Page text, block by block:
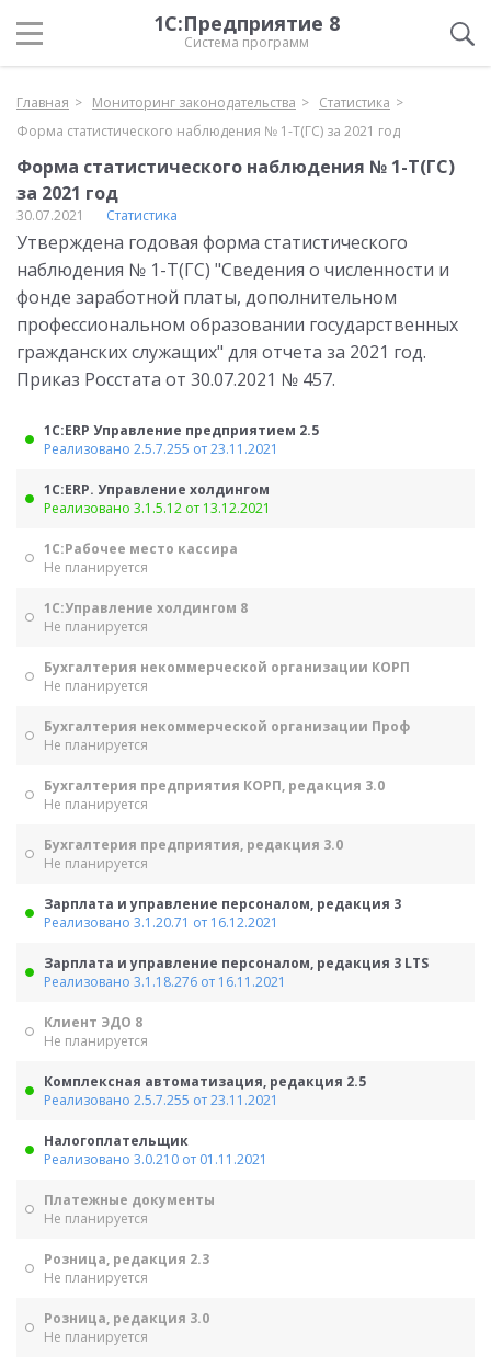
1С:Предприятие 8
Система программ
Главная Мониторинг законодательства
Статистика
Форма статистического наблюдения № 1-Т(ГС) за 2021 год
Форма статистического наблюдения № 1-Т(ГС)
за 2021 год
30.07.2021 Статистика
Утверждена годовая форма статистического
наблюдения № 1-Т(ГС) "Сведения о численности и
фонде заработной платы, дополнительном
профессиональном образовании государственных
гражданских служащих" для отчета за 2021 год.
Приказ Росстата от 30.07.2021 № 457.
1С:ERP Управление предприятием 2.5
Реализовано 2.5.7.255 от 23.11.2021
1С:ERP. Управление холдингом
Реализовано 3.1.5.12 от 13.12.2021
1С:Рабочее место кассира
Не планируется
1С:Управление холдингом 8
Не планируется
Бухгалтерия некоммерческой организации КОРП
Не планируется
Бухгалтерия некоммерческой организации Проф
Не планируется
Бухгалтерия предприятия КОРП, редакция 3.0
Не планируется
Бухгалтерия предприятия, редакция 3.0
Не планируется
Зарплата и управление персоналом, редакция 3
Реализовано 3.1.20.71 от 16.12.2021
Зарплата и управление персоналом, редакция 3 LTS
Реализовано 3.1.18.276 от 16.11.2021
Клиент ЭДО 8
Не планируется
Комплексная автоматизация, редакция 2.5
Реализовано 2.5.7.255 от 23.11.2021
Налогоплательщик
Реализовано 3.0.210 от 01.11.2021
Платежные документы
Не планируется
Розница, редакция 2.3
Не планируется
Розница, редакция 3.0
Не планируется